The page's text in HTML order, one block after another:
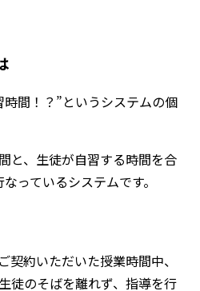
間！？”というシステムの個
と、生徒が自習する時間を合
っているシステムです。
契約いただいた授業時間中、
徒のそばを離れず、指導を行